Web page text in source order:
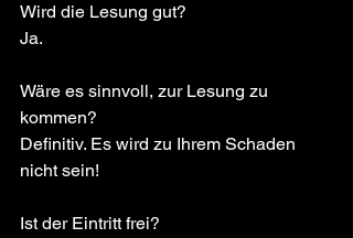
Wird die Lesung gut?
Ja.
Wäre es sinnvoll, zur Lesung zu
kommen?
Definitiv. Es wird zu Ihrem Schaden
nicht sein!
Ist der Eintritt frei?